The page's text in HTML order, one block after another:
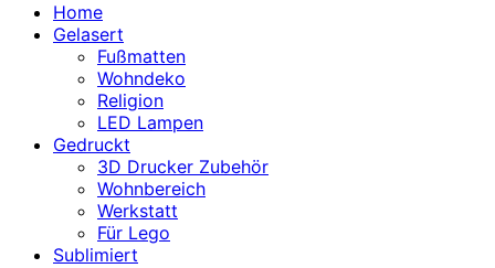
Home
Gelasert
Fußmatten
Wohndeko
Religion
LED Lampen
Gedruckt
3D Drucker Zubehör
Wohnbereich
Werkstatt
Für Lego
Sublimiert